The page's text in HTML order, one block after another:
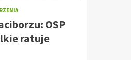
OSP
ratuje